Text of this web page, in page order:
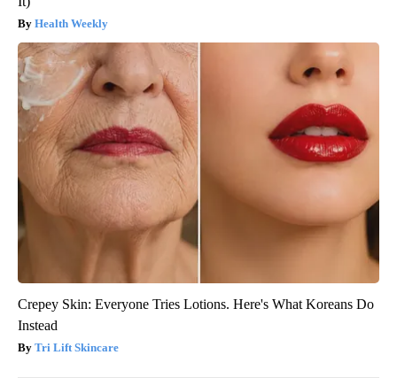
Health Weekly
Crepey Skin: Everyone Tries Lotions. Here's What Koreans Do
Instead
Tri Lift Skincare